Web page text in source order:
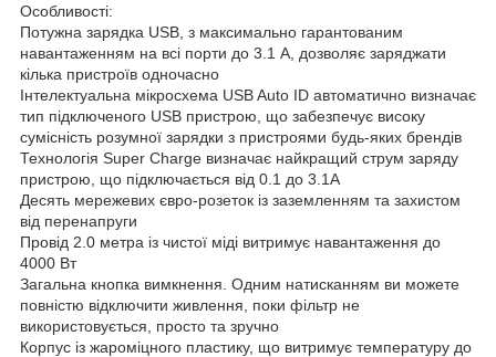
Особливості:
Потужна зарядка USB, з максимально гарантованим
навантаженням на всі порти до 3.1 A, дозволяє заряджати
кілька пристроїв одночасно
Інтелектуальна мікросхема USB Auto ID автоматично визначає
тип підключеного USB пристрою, що забезпечує високу
сумісність розумної зарядки з пристроями будь-яких брендів
Технологія Super Charge визначає найкращий струм заряду
пристрою, що підключається від 0.1 до 3.1A
Десять мережевих євро-розеток із заземленням та захистом
від перенапруги
Провід 2.0 метра із чистої міді витримує навантаження до
4000 Вт
Загальна кнопка вимкнення. Одним натисканням ви можете
повністю відключити живлення, поки фільтр не
використовується, просто та зручно
Корпус із жароміцного пластику, що витримує температуру до